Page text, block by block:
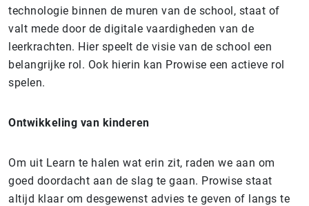
technologie binnen de muren van de school, staat of
valt mede door de digitale vaardigheden van de
leerkrachten. Hier speelt de visie van de school een
belangrijke rol. Ook hierin kan Prowise een actieve rol
spelen.
Ontwikkeling van kinderen
Om uit Learn te halen wat erin zit, raden we aan om
goed doordacht aan de slag te gaan. Prowise staat
altijd klaar om desgewenst advies te geven of langs te